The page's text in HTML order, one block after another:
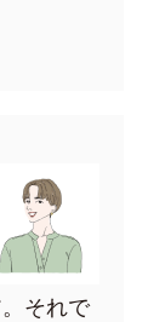
それで